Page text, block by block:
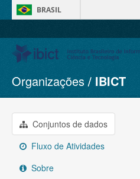
BRASIL
Conjuntos de dados
Organizações
Grupos
Sobre
Organizações IBICT
Conjuntos de dados
Fluxo de Atividades
Sobre